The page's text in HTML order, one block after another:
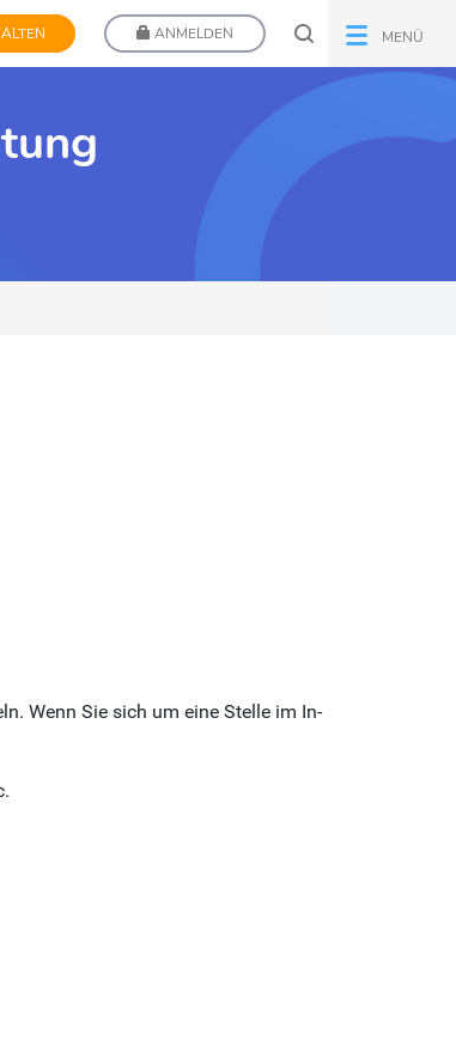
ANMELDEN MENÜ
Wenn Sie sich um eine Stelle im In-